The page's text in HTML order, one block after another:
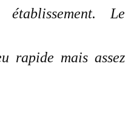
Le
rapide mais assez